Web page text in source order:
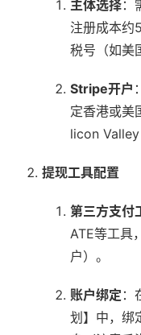
主体选择：
注册成本约
税号（如美
Stripe开户
定香港或美
licon Valley
提现工具配置
第三方支付
ATE等工具
户）。
账户绑定 ：
划】中，绑